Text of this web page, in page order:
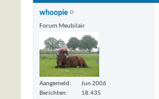
whoopie
Forum Meubilair
Aangemeld
Jun 2006
Berichten
18.435